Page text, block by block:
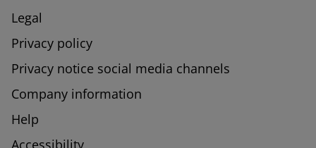
Legal
Privacy policy
Privacy notice social media channels
Company information
Help
Accessibility